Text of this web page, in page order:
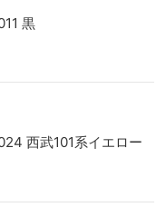
黒
西武101系イエロー